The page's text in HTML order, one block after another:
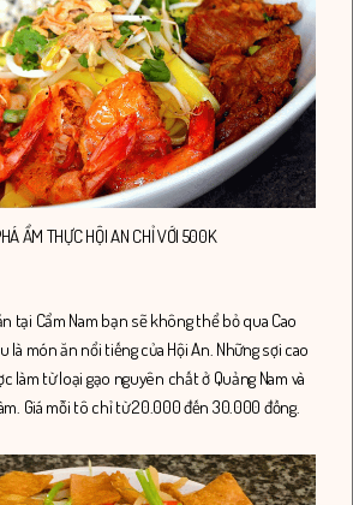
ẨM THỰC HỘI AN CHỈ VỚI 500K
tại Cẩm Nam bạn sẽ không thể bỏ qua Cao
là món ăn nổi tiếng của Hội An. Những sợi cao
làm từ loại gạo nguyên chất ở Quảng Nam và
Giá mỗi tô chỉ từ 20.000 đến 30.000 đồng.